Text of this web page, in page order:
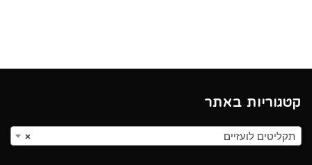
קטגוריות באתר
× תקליטים לועזיים